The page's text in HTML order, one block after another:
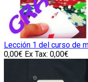
Lección 1 del curso de
0,00€ Ex Tax: 0,00€